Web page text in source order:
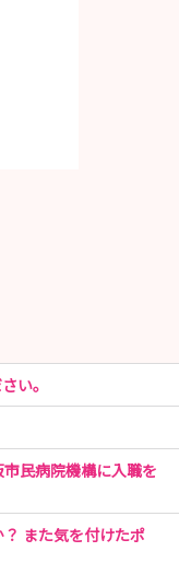
い。
民病院機構に入職を
また気を付けたポ